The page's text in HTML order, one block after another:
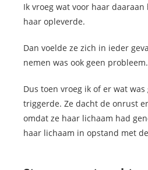
Ik vroeg wat voor haar
haar opleverde.
Dan voelde ze zich in ieder
nemen was ook geen probleem.
Dus toen vroeg ik of er wat
triggerde. Ze dacht de onrust
omdat ze haar lichaam had
haar lichaam in opstand met